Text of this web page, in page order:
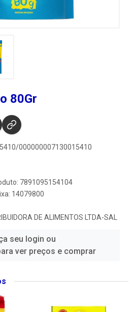
80Gr
000000007130015410
7891095154104
14079800
DE ALIMENTOS LTDA-SAL
seu login ou
ver preços e comprar